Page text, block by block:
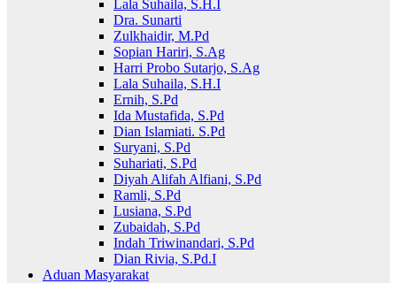
Lala Suhaila, S.H.I
Dra. Sunarti
Zulkhaidir, M.Pd
Sopian Hariri, S.Ag
Harri Probo Sutarjo, S.Ag
Lala Suhaila, S.H.I
Ernih, S.Pd
Ida Mustafida, S.Pd
Dian Islamiati. S.Pd
Suryani, S.Pd
Suhariati, S.Pd
Diyah Alifah Alfiani, S.Pd
Ramli, S.Pd
Lusiana, S.Pd
Zubaidah, S.Pd
Indah Triwinandari, S.Pd
Dian Rivia, S.Pd.I
Aduan Masyarakat